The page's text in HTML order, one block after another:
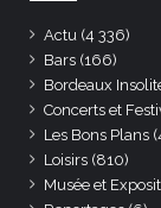
Actu (4 336)
Bars (166)
Bordeaux
Concerts et
Les Bons Plans
Loisirs (810)
Musée et